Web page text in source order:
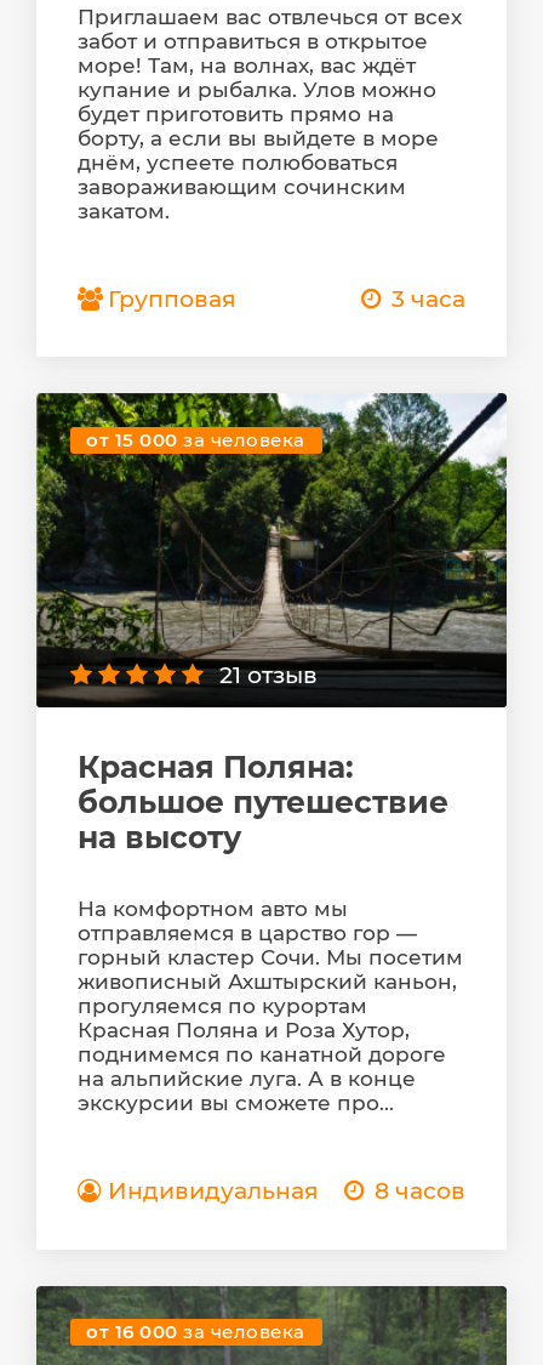
Приглашаем вас отвлечься от всех
забот и отправиться в открытое
море! Там, на волнах, вас ждёт
купание и рыбалка. Улов можно
будет приготовить прямо на
борту, а если вы выйдете в море
днём, успеете полюбоваться
завораживающим сочинским
закатом.
Групповая 3 часа
от 15 000за человека
21 отзыв
Красная Поляна:
большое путешествие
на высоту
На комфортном авто мы
отправляемся в царство гор —
горный кластер Сочи. Мы посетим
живописный Ахштырский каньон,
прогуляемся по курортам
Красная Поляна и Роза Хутор,
поднимемся по канатной дороге
на альпийские луга. А в конце
экскурсии вы сможете про...
Индивидуальная 8 часов
от 16 000за человека